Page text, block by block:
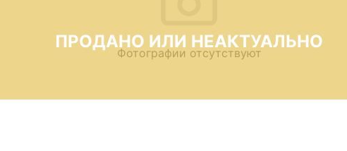
ПРОДАНО ИЛИ НЕАКТУАЛЬНО
Фотографии отсутствуют